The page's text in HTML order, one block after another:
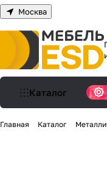
Москва
Каталог
Главная Каталог